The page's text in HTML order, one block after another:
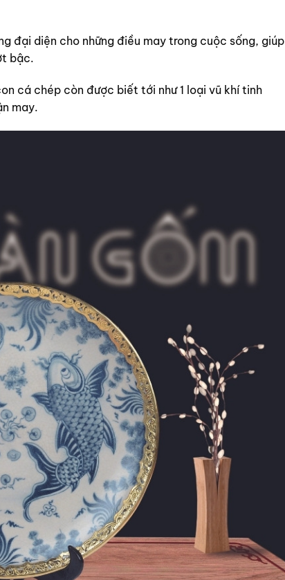
đại diện cho những điều may trong cuộc sống, giúp
bậc.
cá chép còn được biết tới như 1 loại vũ khí tinh
may.